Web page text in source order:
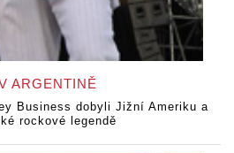
ARGENTINĚ
Business dobyli Jižní Ameriku a
rockové legendě